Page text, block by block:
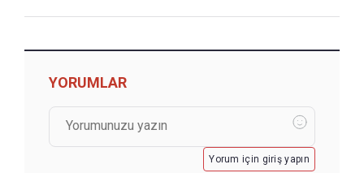
YORUMLAR
Yorum için giriş yapın